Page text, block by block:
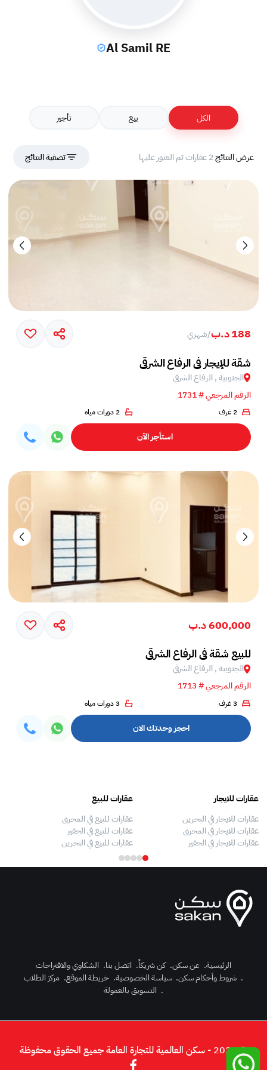
Al Samil RE
الكل بيع تأجير
عرض النتائج2 عقارات تم العثور عليها تصفية النتائج
188 د.ب /شهري
شقة للإيجار في الرفاع الشرقي
الجنوبية , الرفاع الشرقي
الرقم المرجعي # 1731
2 غرف 2 دورات مياه
استأجر الآن
600,000 د.ب
للبيع شقة في الرفاع الشرقي
الجنوبية , الرفاع الشرقي
الرقم المرجعي # 1713
3 غرف 3 دورات مياه
احجز وحدتك الان
عقارات للايجار
عقارات للايجار في البحرين
عقارات للايجار في المحرق
عقارات للايجار في الجفير
عقارات للبيع
عقارات للبيع في المحرق
عقارات للبيع في الجفير
عقارات للبيع في البحرين
الرئيسية. عن سكن. كن شريكاً. اتصل بنا. الشكاوي والاقتراحات
. شروط وأحكام سكن. سياسة الخصوصية. خريطة الموقع. مركز الطلاب
. التسويق بالعمولة
© 2026 - سكن العالمية للتجارة العامة جميع الحقوق محفوظة